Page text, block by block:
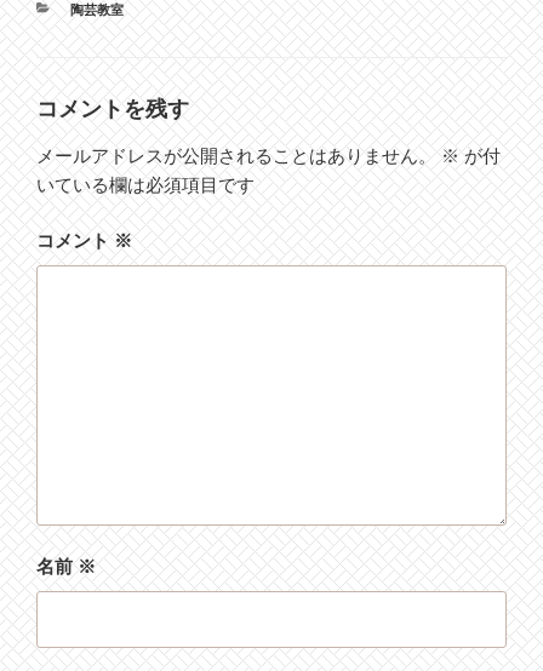
カ
テ
ゴ
リ
ー
陶芸教室
コメントを残す
メールアドレスが公開されることはありません。 ※が付
いている欄は必須項目です
コメント※
名前※